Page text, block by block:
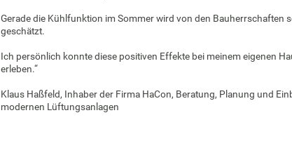
Gerade die Kühlfunktion im Sommer wird von den Bauherrschaften
geschätzt.
Ich persönlich konnte diese positiven Effekte bei meinem eigenen
erleben.“
Klaus Haßfeld, Inhaber der Firma HaCon, Beratung, Planung und
modernen Lüftungsanlagen